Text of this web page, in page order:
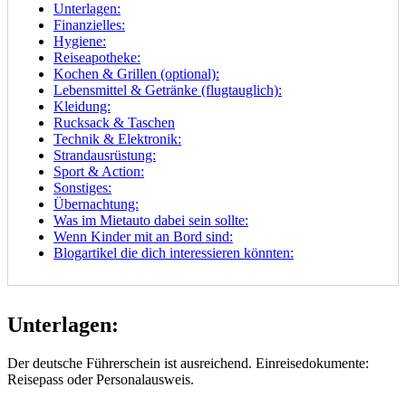
Unterlagen:
Finanzielles:
Hygiene:
Reiseapotheke:
Kochen & Grillen (optional):
Lebensmittel & Getränke (flugtauglich):
Kleidung:
Rucksack & Taschen
Technik & Elektronik:
Strandausrüstung:
Sport & Action:
Sonstiges:
Übernachtung:
Was im Mietauto dabei sein sollte:
Wenn Kinder mit an Bord sind:
Blogartikel die dich interessieren könnten:
Unterlagen:
Der deutsche Führerschein ist ausreichend. Einreisedokumente:
Reisepass oder Personalausweis.